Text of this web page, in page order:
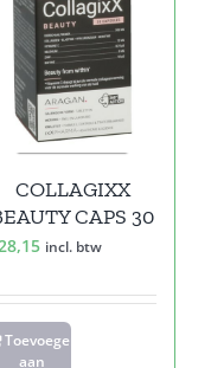
COLLAGIXX
CAPS 30
incl. btw
Toevoegen
aan